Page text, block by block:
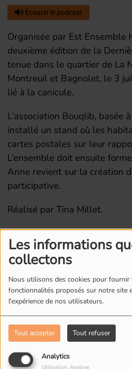
Les informations
collectons
Nous utilisons des cookies pour fournir
fonctionnalités proposés sur notre site
l'expérience de nos utilisateurs.
Tout accepter Tout refuser
Analytics
Utilisation: Analyse
Écouter le podcast
Organisée par Est Ensemble
deuxième édition de la
tenue dans le quartier de La
Montreuil et Bagnolet, le 3
lié à la canicule.
L’association Bouqlib, basée
installé un stand où les
cartes postales sur leur
L’ensemble doit ensuite
Anne revient sur la création
participative.
Réalisé par Tina Millet.
L'ÉQUIPE DE RADIO M'S